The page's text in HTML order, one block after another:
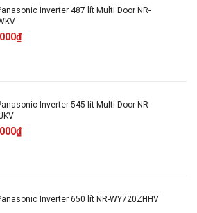
Tiện ích:
Số cửa:
tủ lạnh:
khay ngăn:Kính chịu lực
Inverter 487 lít Multi Door NR-
Inverter 545 lít Multi Door NR-
Inverter 650 lít NR-WY720ZHHV